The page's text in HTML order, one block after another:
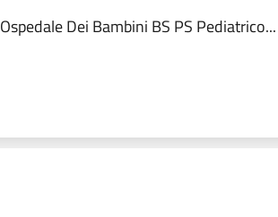
Ospedale Dei Bambini BS PS Pediatrico...